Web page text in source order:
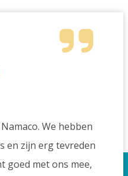
We hebben
en zijn erg tevreden
goed met ons mee,